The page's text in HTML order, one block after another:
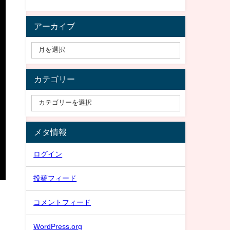
アーカイブ
カテゴリー
メタ情報
ログイン
投稿フィード
コメントフィード
WordPress.org